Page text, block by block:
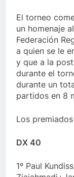
El torneo
un homenaje
Federación
a quien se le
y que a la
durante el
durante un
partidos en 8
Los
DX 40
1º Paul